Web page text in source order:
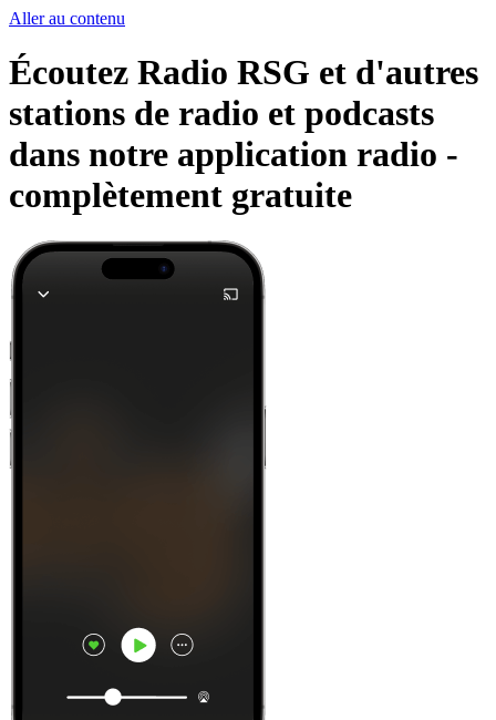
Aller au contenu
Écoutez Radio RSG et d'autres
stations de radio et podcasts
dans notre application radio -
complètement gratuite